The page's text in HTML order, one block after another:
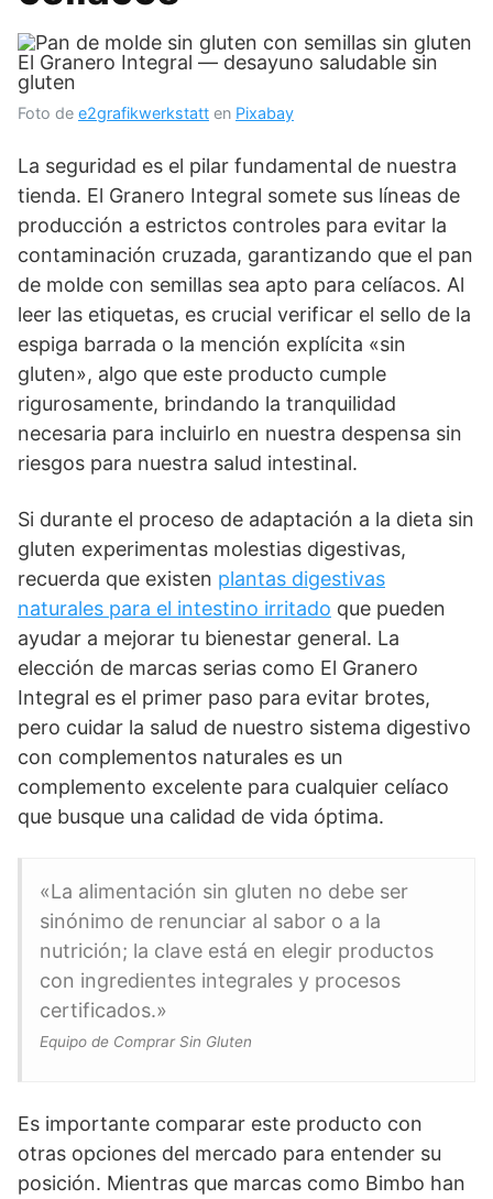
Foto de e2grafikwerkstatt en Pixabay
La seguridad es el pilar fundamental de nuestra
tienda. El Granero Integral somete sus líneas de
producción a estrictos controles para evitar la
contaminación cruzada, garantizando que el pan
de molde con semillas sea apto para celíacos. Al
leer las etiquetas, es crucial verificar el sello de la
espiga barrada o la mención explícita «sin
gluten», algo que este producto cumple
rigurosamente, brindando la tranquilidad
necesaria para incluirlo en nuestra despensa sin
riesgos para nuestra salud intestinal.
Si durante el proceso de adaptación a la dieta sin
gluten experimentas molestias digestivas,
recuerda que existen plantas digestivas
naturales para el intestino irritado que pueden
ayudar a mejorar tu bienestar general. La
elección de marcas serias como El Granero
Integral es el primer paso para evitar brotes,
pero cuidar la salud de nuestro sistema digestivo
con complementos naturales es un
complemento excelente para cualquier celíaco
que busque una calidad de vida óptima.
«La alimentación sin gluten no debe ser
sinónimo de renunciar al sabor o a la
nutrición; la clave está en elegir productos
con ingredientes integrales y procesos
certificados.»
Equipo de Comprar Sin Gluten
Es importante comparar este producto con
otras opciones del mercado para entender su
posición. Mientras que marcas como Bimbo han